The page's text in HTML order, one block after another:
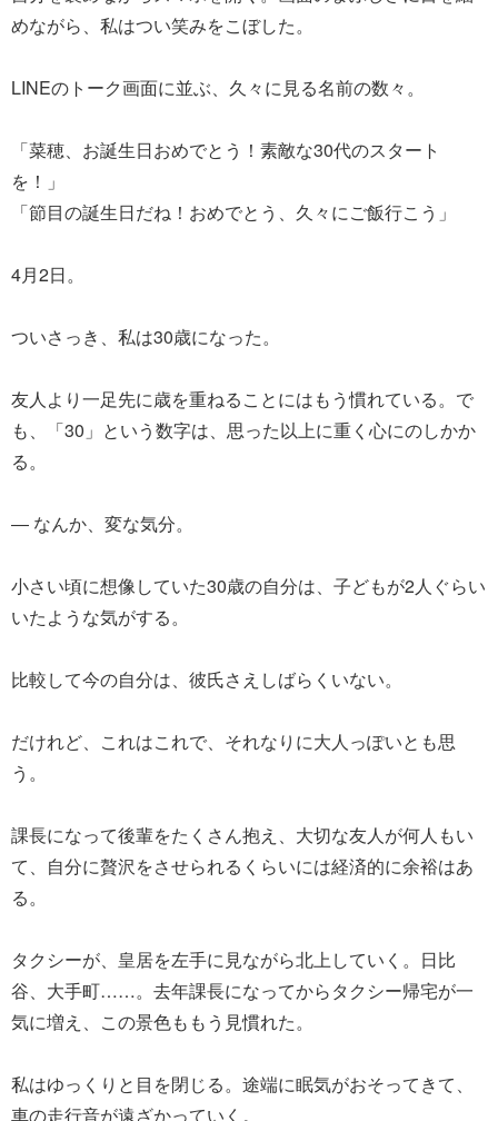
めながら、私はつい笑みをこぼした。
LINEのトーク画面に並ぶ、久々に見る名前の数々。
「菜穂、お誕生日おめでとう！素敵な30代のスタート
を！」
「節目の誕生日だね！おめでとう、久々にご飯行こう」
4月2日。
ついさっき、私は30歳になった。
友人より一足先に歳を重ねることにはもう慣れている。で
も、「30」という数字は、思った以上に重く心にのしかか
る。
― なんか、変な気分。
小さい頃に想像していた30歳の自分は、子どもが2人ぐらい
いたような気がする。
比較して今の自分は、彼氏さえしばらくいない。
だけれど、これはこれで、それなりに大人っぽいとも思
う。
課長になって後輩をたくさん抱え、大切な友人が何人もい
て、自分に贅沢をさせられるくらいには経済的に余裕はあ
る。
タクシーが、皇居を左手に見ながら北上していく。日比
谷、大手町……。去年課長になってからタクシー帰宅が一
気に増え、この景色ももう見慣れた。
私はゆっくりと目を閉じる。途端に眠気がおそってきて、
車の走行音が遠ざかっていく。